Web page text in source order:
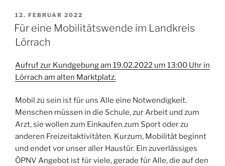
VERÖFFENTLICHT
AM
12. FEBRUAR 2022
Für eine Mobilitätswende im Landkreis
Lörrach
Aufruf zur Kundgebung am 19.02.2022 um 13:00 Uhr in
Lörrach am alten Marktplatz.
Mobil zu sein ist für uns Alle eine Notwendigkeit.
Menschen müssen in die Schule, zur Arbeit und zum
Arzt, sie wollen zum Einkaufen zum Sport oder zu
anderen Freizeitaktivitäten. Kurzum, Mobilität beginnt
und endet vor unser aller Haustür. Ein zuverlässiges
ÖPNV Angebot ist für viele, gerade für Alle, die auf den